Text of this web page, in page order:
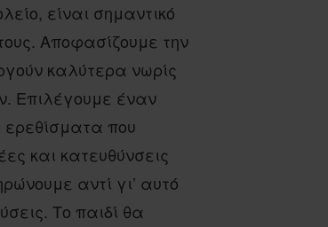
είναι σημαντικό
Αποφασίζουμε την
καλύτερα νωρίς
Επιλέγουμε έναν
που
και κατευθύνσεις
αντί γι’ αυτό
Το παιδί θα